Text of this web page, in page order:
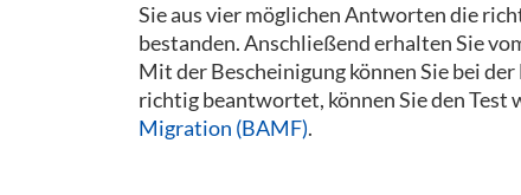
Sie aus vier möglichen Antworten die
bestanden. Anschließend erhalten Sie
Mit der Bescheinigung können Sie bei
richtig beantwortet, können Sie den
Migration (BAMF).